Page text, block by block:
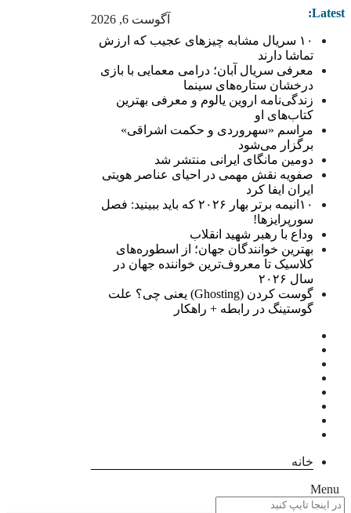
آگوست 6, 2026 Latest:
۱۰ سریال مشابه چیزهای عجیب که ارزش
تماشا دارند
معرفی سریال آبان؛ درامی معمایی با بازی
درخشان ستاره‌های سینما
زندگی‌نامه اروین یالوم و معرفی بهترین
کتاب‌های او
مراسم «سهروردی و حکمت اشراقی»
برگزار می‌شود
دومین مانگای ایرانی منتشر شد
صفویه نقش مهمی در احیای عناصر هویتی
ایران ایفا کرد
۱۰انیمه برتر بهار ۲۰۲۶ که باید ببینید: فصل
سورپرایزها!
وداع با رهبر شهید انقلاب
بهترین خوانندگان جهان؛ از اسطوره‌های
کلاسیک تا معروف‌ترین خواننده جهان در
سال ۲۰۲۶
گوست کردن (Ghosting) یعنی چی؟ علت
گوستینگ در رابطه + راهکار
خانه
Menu